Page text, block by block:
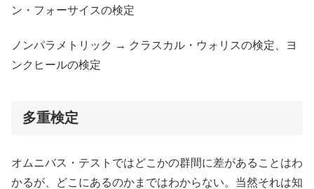
ン・フォーサイスの検定
ノンパラメトリック → クラスカル・ウォリスの検定、ヨ
ンクヒールの検定
多重検定
オムニバス・テストではどこかの群間に差があることはわ
かるが、どこにあるのかまではわからない。当然それは知